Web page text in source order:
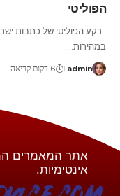
הפוליטי
רקע הפוליטי של כתבות
במהירות.…
admin 6 דקות קריאה
אתר המאמרים
אינטימיות.